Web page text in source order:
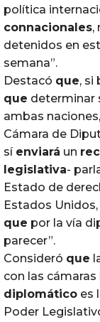
política
connacionales,
detenidos en
semana”.
Destacó que, si
que determinar
ambas
Cámara de
sí enviará un
legislativa-
Estado de
Estados
que por la vía
parecer”.
Consideró que
con las
diplomático es
Poder